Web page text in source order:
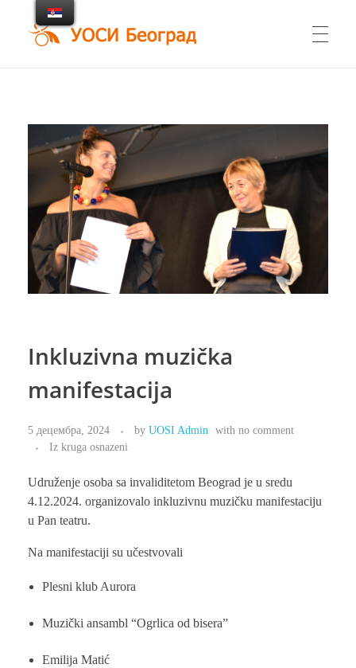
Inkluzivna muzička
manifestacija
5 децембра, 2024 by UOSI Admin with no comment
Iz kruga osnazeni
Udruženje osoba sa invaliditetom Beograd je u sredu
4.12.2024. organizovalo inkluzivnu muzičku manifestaciju
u Pan teatru.
Na manifestaciji su učestvovali
Plesni klub Aurora
Muzički ansambl “Ogrlica od bisera”
Emilija Matić